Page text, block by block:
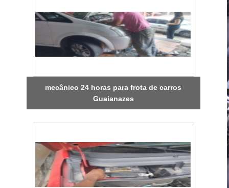
mecânico 24 horas para frota de carros
Guaianazes